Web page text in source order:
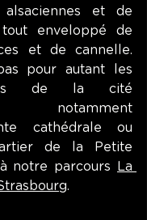
alsaciennes et de
enveloppé de
et de cannelle.
pour autant les
de la cité
notamment
cathédrale ou
de la Petite
notre parcours
La
.